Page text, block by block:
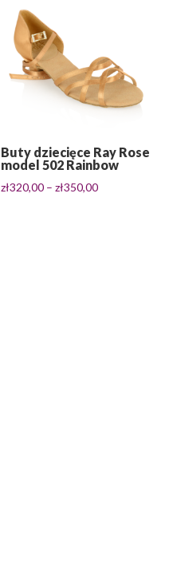
Buty dziecięce Ray Rose
model 502 Rainbow
zł320,00 – zł350,00Zakres